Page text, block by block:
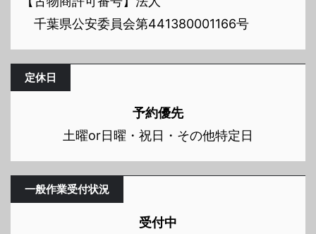
千葉県公安委員会第441380001166号
定休日
予約優先
土曜or日曜・祝日・その他特定日
一般作業受付状況
受付中